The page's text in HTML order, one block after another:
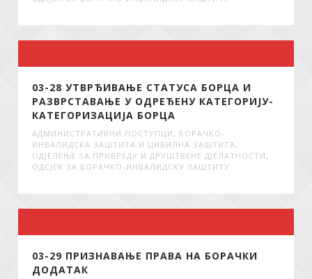
03-28 УТВРЂИВАЊЕ СТАТУСА БОРЦА И
РАЗВРСТАВАЊЕ У ОДРЕЂЕНУ КАТЕГОРИЈУ-
КАТЕГОРИЗАЦИЈА БОРЦА
АДМИНИСТРАТИВНИ ПОСТУПЦИ , БОРАЧКО-
ИНВАЛИДСКА ЗАШТИТА И ЦИВИЛНА ЗАШТИТА ,
ОДЈЕЛЕЊЕ ЗА ПРИВРЕДУ И ДРУШТВЕНЕ ДЈЕЛАТНОСТИ ,
ОДСЈЕК ЗА БОРАЧКО-ИНВАЛИДСКУ ЗАШТИТУ
03-29 ПРИЗНАВАЊЕ ПРАВА НА БОРАЧКИ
ДОДАТАК